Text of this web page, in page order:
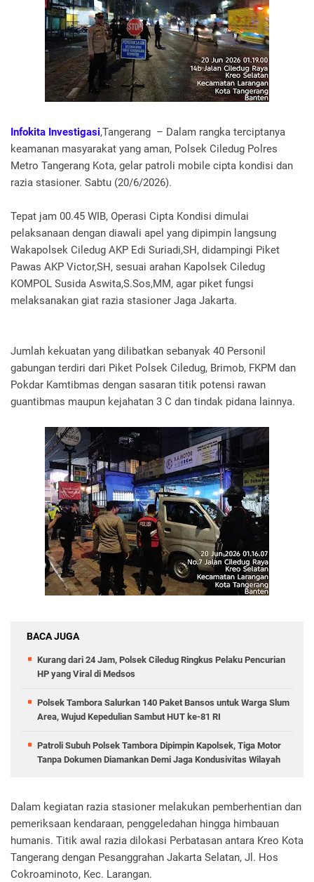
‎Infokita Investigasi,Tangerang – Dalam rangka terciptanya
keamanan masyarakat yang aman, Polsek Ciledug Polres
Metro Tangerang Kota, gelar patroli mobile cipta kondisi dan
razia stasioner. Sabtu (20/6/2026).
‎Tepat jam 00.45 WIB, Operasi Cipta Kondisi dimulai
pelaksanaan dengan diawali apel yang dipimpin langsung
Wakapolsek Ciledug AKP Edi Suriadi,SH, didampingi Piket
Pawas AKP Victor,SH, sesuai arahan Kapolsek Ciledug
KOMPOL Susida Aswita,S.Sos,MM, agar piket fungsi
melaksanakan giat razia stasioner Jaga Jakarta.
Jumlah kekuatan yang dilibatkan sebanyak 40 Personil
gabungan terdiri dari Piket Polsek Ciledug, Brimob, FKPM dan
Pokdar Kamtibmas dengan sasaran titik potensi rawan
guantibmas maupun kejahatan 3 C dan tindak pidana lainnya.
BACA JUGA
Kurang dari 24 Jam, Polsek Ciledug Ringkus Pelaku Pencurian
HP yang Viral di Medsos
Polsek Tambora Salurkan 140 Paket Bansos untuk Warga Slum
Area, Wujud Kepedulian Sambut HUT ke-81 RI
Patroli Subuh Polsek Tambora Dipimpin Kapolsek, Tiga Motor
Tanpa Dokumen Diamankan Demi Jaga Kondusivitas Wilayah
‎Dalam kegiatan razia stasioner melakukan pemberhentian dan
pemeriksaan kendaraan, penggeledahan hingga himbauan
humanis. Titik awal razia dilokasi Perbatasan antara Kreo Kota
Tangerang dengan Pesanggrahan Jakarta Selatan, Jl. Hos
Cokroaminoto, Kec. Larangan.